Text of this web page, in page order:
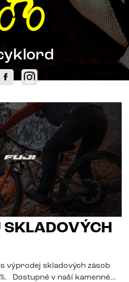
SKLADOVÝCH
výprodej skladových zásob
Dostupné v naší kamenné...